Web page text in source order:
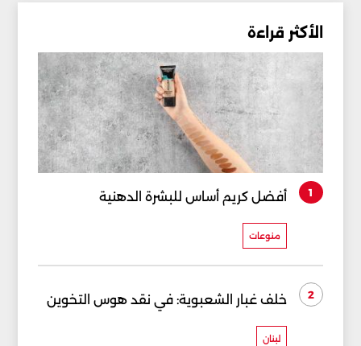
الأكثر قراءة
1 أفضل كريم أساس للبشرة الدهنية
منوعات
2 خلف غبار الشعبوية: في نقد هوس التخوين
لبنان